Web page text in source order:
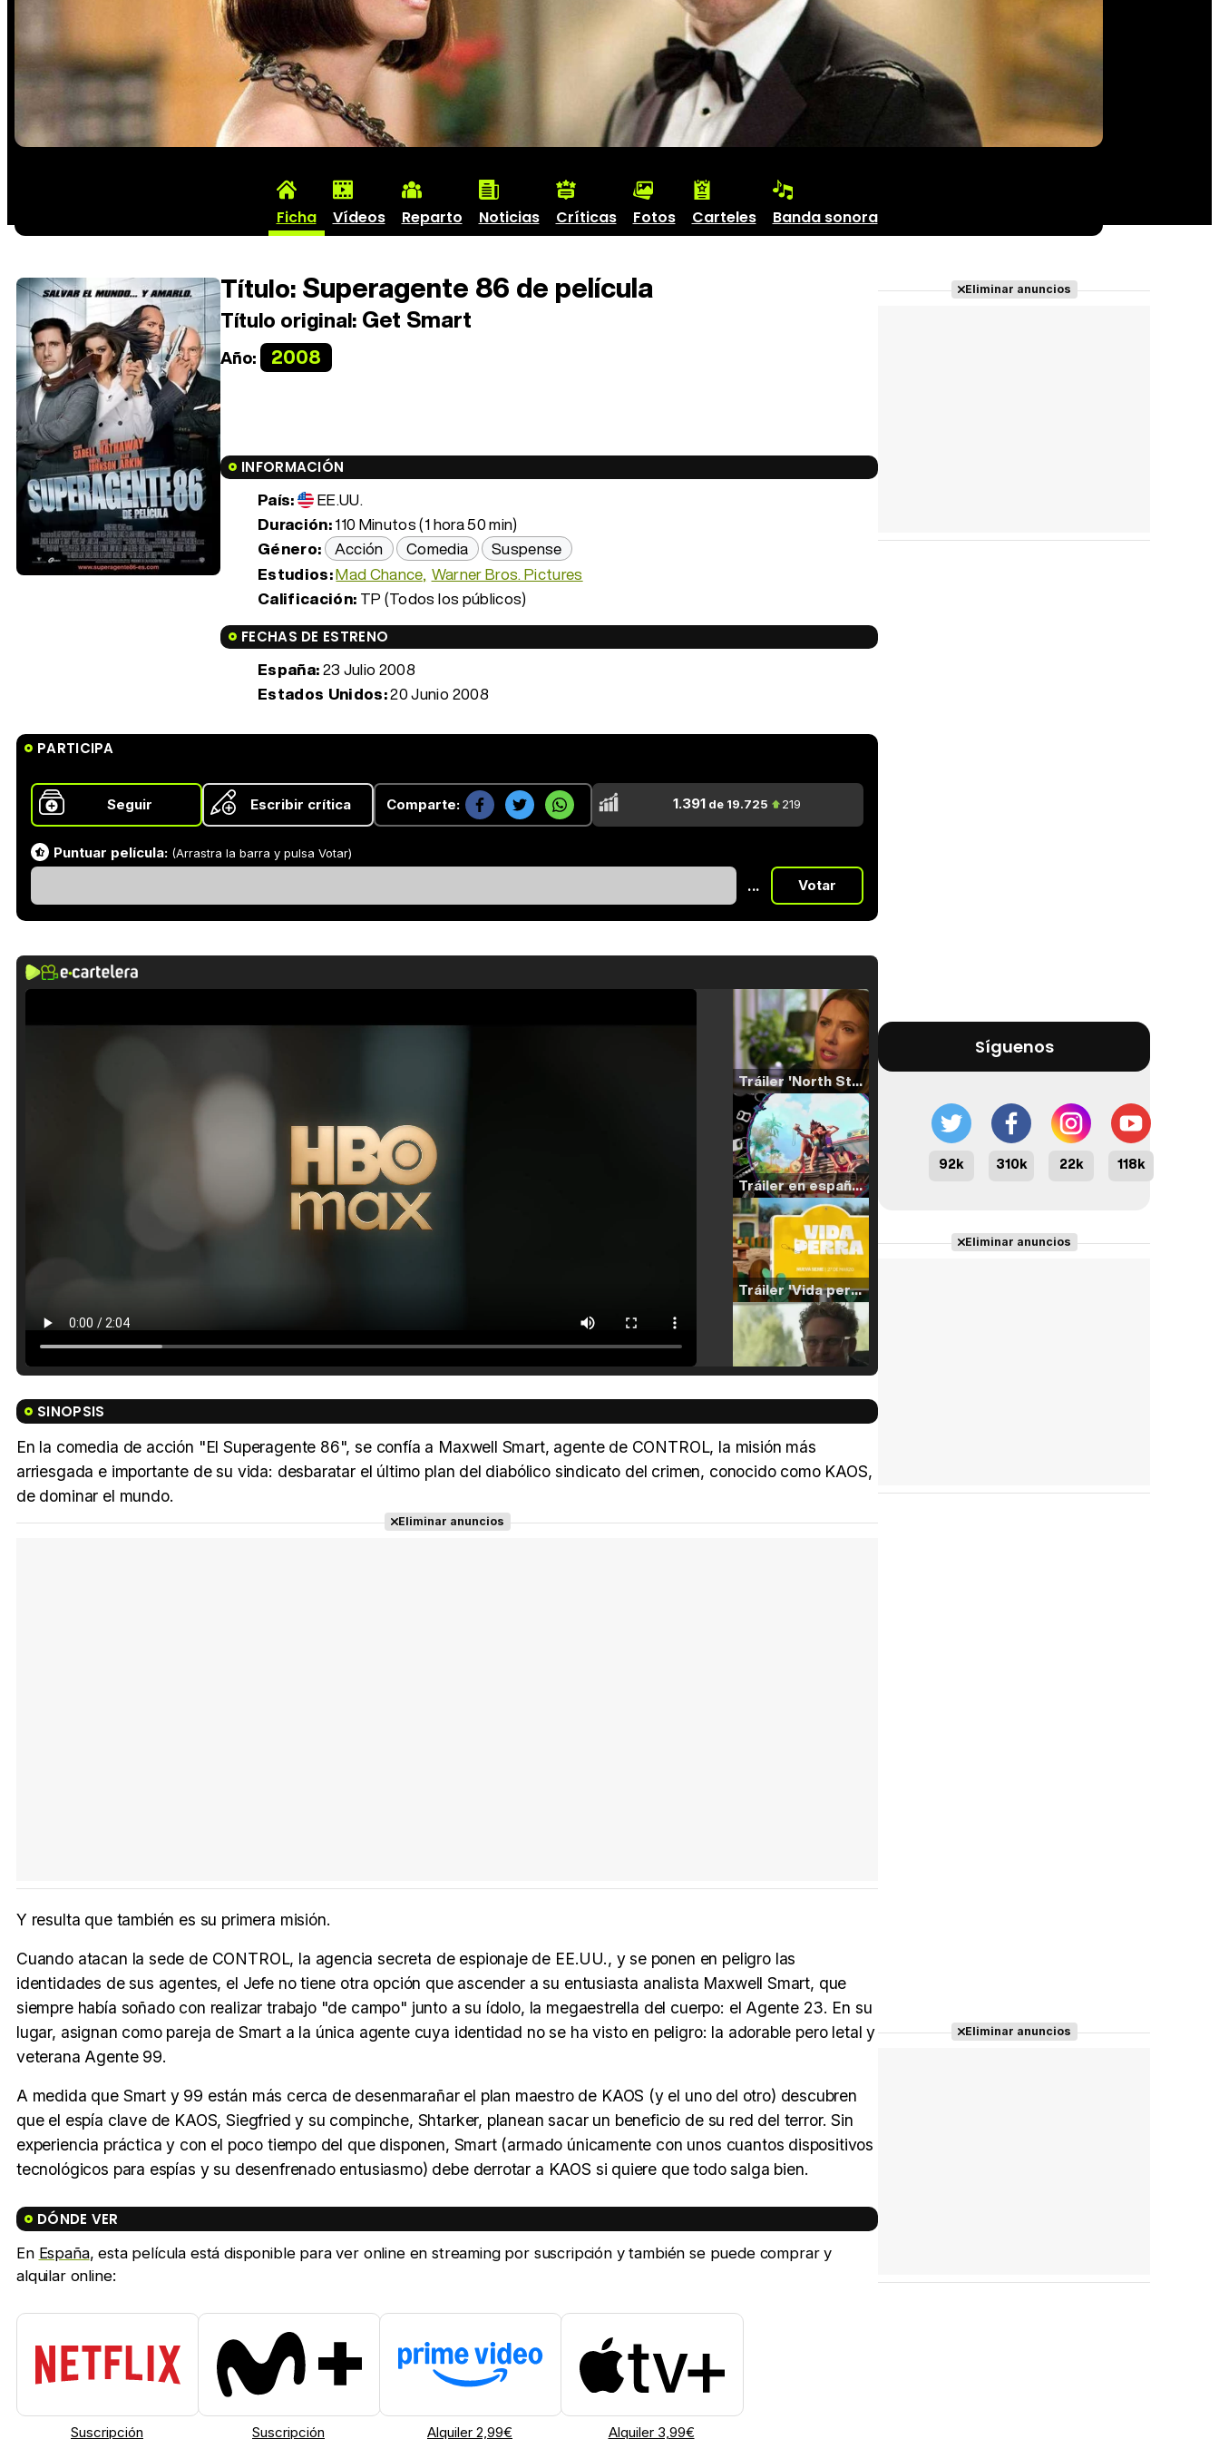
Ficha Vídeos Reparto Noticias Críticas Fotos Carteles Banda sonora
Título:Superagente 86 de película
Título original: Get Smart
Año: 2008
INFORMACIÓN
País:
EE.UU.
Duración:110 Minutos (1 hora 50 min)
Género: Acción Comedia
Suspense
Estudios:Mad Chance Warner Bros. Pictures
Calificación: TP (Todos los públicos)
FECHAS DE ESTRENO
España:23 Julio 2008
Estados Unidos:20 Junio 2008
PARTICIPA
Seguir Escribir crítica Comparte: 1.391 de 19.725 219
Puntuar película: (Arrastra la barra y pulsa Votar)
... Votar
Tráiler 'North Star' (2023)
Tráiler en español de 'La isla olvidada'
Tráiler 'Vida perra' (2026)
SINOPSIS
En la comedia de acción "El Superagente 86", se confía a Maxwell Smart, agente de CONTROL, la misión más
arriesgada e importante de su vida: desbaratar el último plan del diabólico sindicato del crimen, conocido como KAOS,
de dominar el mundo.
Eliminar anuncios
Y resulta que también es su primera misión.
Cuando atacan la sede de CONTROL, la agencia secreta de espionaje de EE.UU., y se ponen en peligro las
identidades de sus agentes, el Jefe no tiene otra opción que ascender a su entusiasta analista Maxwell Smart, que
siempre había soñado con realizar trabajo "de campo" junto a su ídolo, la megaestrella del cuerpo: el Agente 23. En su
lugar, asignan como pareja de Smart a la única agente cuya identidad no se ha visto en peligro: la adorable pero letal y
veterana Agente 99.
A medida que Smart y 99 están más cerca de desenmarañar el plan maestro de KAOS (y el uno del otro) descubren
que el espía clave de KAOS, Siegfried y su compinche, Shtarker, planean sacar un beneficio de su red del terror. Sin
experiencia práctica y con el poco tiempo del que disponen, Smart (armado únicamente con unos cuantos dispositivos
tecnológicos para espías y su desenfrenado entusiasmo) debe derrotar a KAOS si quiere que todo salga bien.
DÓNDE VER
En España, esta película está disponible para ver online en streaming por suscripción y también se puede comprar y
alquilar online:
Suscripción Suscripción Alquiler 2,99€ Alquiler 3,99€
Eliminar anuncios
Síguenos
92k 310k 22k 118k
Eliminar anuncios
Eliminar anuncios